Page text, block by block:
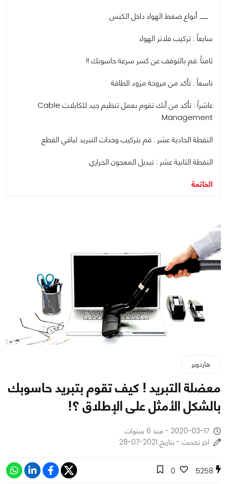
أنواع ضغط الهواء داخل الكيس
سابعاً : تركيب فلاتر الهواء
ثامناً :قم بالتوقف عن كسر سرعة حاسوبك !!
تاسعاً : تأكد من مروحة مزود الطاقة
عاشراً : تأكد من أنك تقوم بعمل تنظيم جيد للكابلات Cable
Management
النقطة الحادية عشر : قم بتركيب وحدات التبريد لباقي القطع
النقطة الثانية عشر : تبديل المعجون الحراري
الخاتمة
هاردوير
معضلة التبريد ! كيف تقوم بتبريد حاسوبك
بالشكل الأمثل على الإطلاق ؟!
2020-03-17 - منذ 6 سنوات
اخر تحديث - بتاريخ 2021-07-28
5258
0